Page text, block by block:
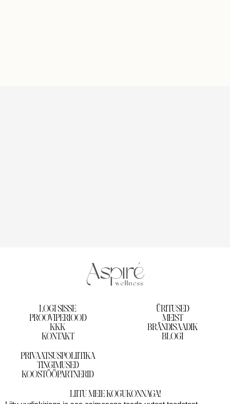
LOGI SISSE
PROOVIPERIOOD
KKK
KONTAKT
ÜRITUSED
MEIST
BRÄNDISAADIK
BLOGI
PRIVAATSUSPOLIITIKA
TINGIMUSED
KOOSTÖÖPARTNERID
LIITU MEIE KOGUKONNAGA!